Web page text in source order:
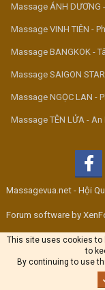
Massage ÁNH DƯƠNG
Massage VINH TIÊN -
Massage BANGKOK -
Massage SAIGON
Massage NGỌC LAN -
Massage TÊN LỬA - An
Massagevua.net - Hội
Forum software by
This site uses cookies to
to
By continuing to use